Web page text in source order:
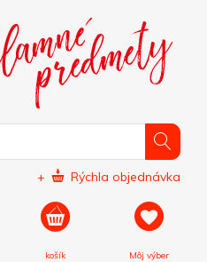
+ Rýchla objednávka
košík Môj výber